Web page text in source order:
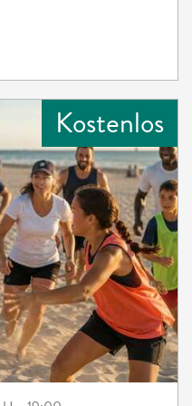
Kostenlos